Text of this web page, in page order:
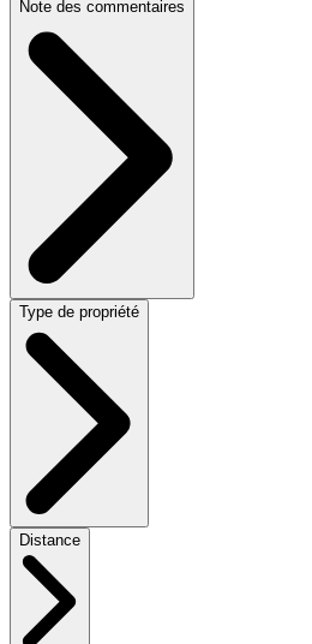
Note des commentaires
Type de propriété
Distance